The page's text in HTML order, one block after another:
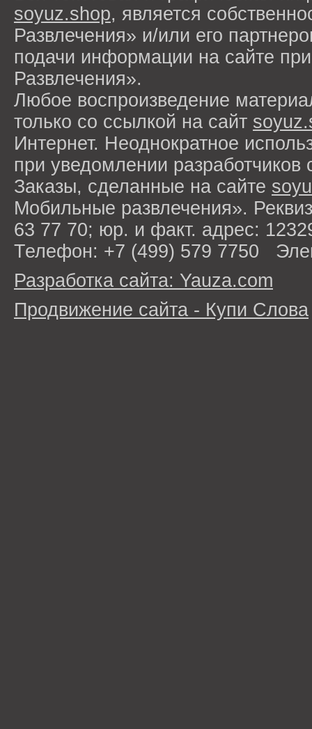
soyuz.shop, является
Развлечения» и/или его
подачи информации на сайте
Развлечения».
Любое воспроизведение
только со ссылкой на сайт
Интернет. Неоднократное
при уведомлении разработчиков
Заказы, сделанные на сайте
Мобильные развлечения».
63 77 70; юр. и факт. адрес:
Телефон: +7 (499) 579 7750
Разработка сайта: Yauza.com
Продвижение сайта - Купи Слова